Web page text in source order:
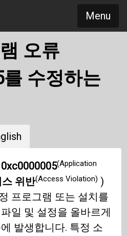
Menu
오류
수정하는
(Application
위반(Access Violation) )
프로그램 또는 설치를
일 및 설정을 올바르게
발생합니다. 특정 소